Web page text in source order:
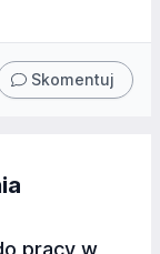
Skomentuj
pracy w